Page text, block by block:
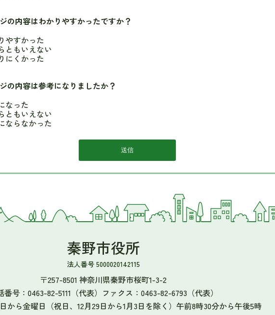
の内容はわかりやすかったですか？
やすかった
ともいえない
にくかった
の内容は参考になりましたか？
なった
ともいえない
ならなかった
秦野市役所
法人番号 5000020142115
〒257-8501 神奈川県秦野市桜町1-3-2
番号：0463-82-5111（代表） ファクス：0463-82-6793（代表）
から金曜日（祝日、12月29日から1月3日を除く）午前8時30分から午後5時